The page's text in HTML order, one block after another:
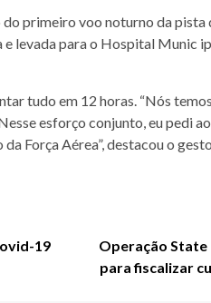
primeiro voo noturno da pista
levada para o Hospital Munic
tudo em 12 horas. “Nós
esforço conjunto, eu pedi
Força Aérea”, destacou o
19
Operação
para fiscalizar